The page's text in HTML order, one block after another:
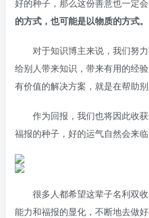
好的种子，那么这份善意也一定会
的方式，也可能是以物质的方式。
对于知识博主来说，我们努
给别人带来知识，带来有用的经
有价值的解决方案，就是在帮助别
作为回报，我们也将因此收
福报的种子，好的运气自然会来临
很多人都希望这辈子名利双
能力和福报的显化，不断地去做